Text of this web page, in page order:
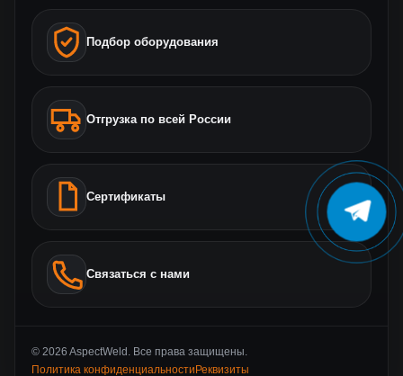
Подбор оборудования
Отгрузка по всей России
Сертификаты
Связаться с нами
© 2026 AspectWeld. Все права защищены.
Политика конфиденциальности Реквизиты